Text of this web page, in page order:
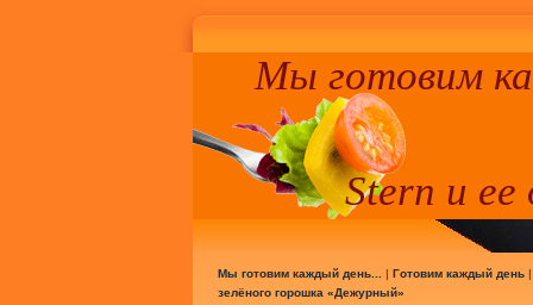
Мы готовим
Stern и ее
Мы готовим каждый день... | Готовим каждый день
зелёного горошка «Дежурный»